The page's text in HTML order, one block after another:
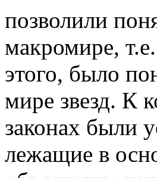
позволили
макромире,
этого, было
мире звезд. К
законах были
лежащие в